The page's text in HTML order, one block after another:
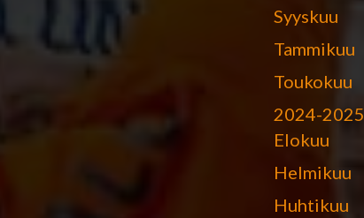
Syyskuu
Tammikuu
Toukokuu
2024-2025
Elokuu
Helmikuu
Huhtikuu